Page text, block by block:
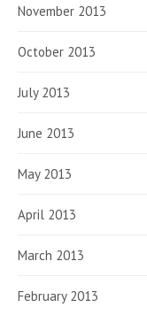
November 2013
October 2013
July 2013
June 2013
May 2013
April 2013
March 2013
February 2013